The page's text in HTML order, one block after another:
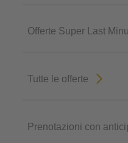
Offerte Super Last
Tutte le offerte
Prenotazioni con